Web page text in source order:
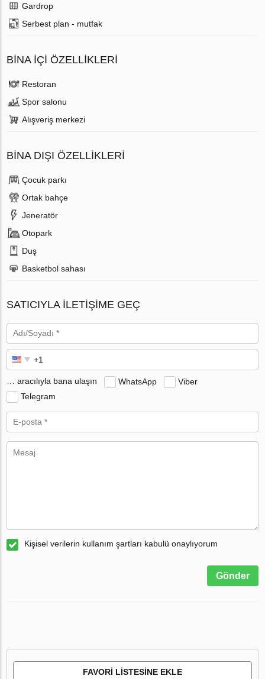
Gardrop
Serbest plan - mutfak
BINA İÇI ÖZELLIKLERI
Restoran
Spor salonu
Alışveriş merkezi
BINA DIŞI ÖZELLIKLERI
Çocuk parkı
Ortak bahçe
Jeneratör
Otopark
Duş
Basketbol sahası
SATICIYLA ILETIŞIME GEÇ
… aracılıyla bana ulaşın WhatsApp
Viber
Telegram
Kişisel verilerin kullanım şartları kabulü onaylıyorum
Gönder
FAVORI LISTESINE EKLE